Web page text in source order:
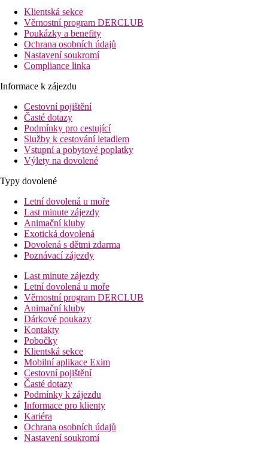
Klientská sekce
Věrnostní program DERCLUB
Poukázky a benefity
Ochrana osobních údajů
Nastavení soukromí
Compliance linka
Informace k zájezdu
Cestovní pojištění
Časté dotazy
Podmínky pro cestující
Služby k cestování letadlem
Vstupní a pobytové poplatky
Výlety na dovolené
Typy dovolené
Letní dovolená u moře
Last minute zájezdy
Animační kluby
Exotická dovolená
Dovolená s dětmi zdarma
Poznávací zájezdy
Last minute zájezdy
Letní dovolená u moře
Věrnostní program DERCLUB
Animační kluby
Dárkové poukazy
Kontakty
Pobočky
Klientská sekce
Mobilní aplikace Exim
Cestovní pojištění
Časté dotazy
Podmínky k zájezdu
Informace pro klienty
Kariéra
Ochrana osobních údajů
Nastavení soukromí